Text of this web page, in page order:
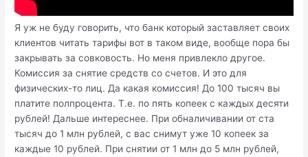
Я уж не буду говорить, что банк который заставляет своих
клиентов читать тарифы вот в таком виде, вообще пора бы
закрывать за совковость. Но меня привлекло другое.
Комиссия за снятие средств со счетов. И это для
физических-то лиц. Да какая комиссия! До 100 тысяч вы
платите полпроцента. Т.е. по пять копеек с каждых десяти
рублей! Дальше интереснее. При обналичивании от ста
тысяч до 1 млн рублей, с вас снимут уже 10 копеек за
каждые 10 рублей. При снятии от 1 млн до 5 млн рублей,